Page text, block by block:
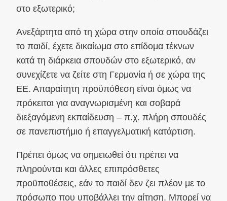
στο εξωτερικό;
Ανεξάρτητα από τη χώρα στην οποία σπουδάζει
το παιδί, έχετε δικαίωμα στο επίδομα τέκνων
κατά τη διάρκεια σπουδών στο εξωτερικό, αν
συνεχίζετε να ζείτε στη Γερμανία ή σε χώρα της
ΕΕ. Απαραίτητη προϋπόθεση είναι όμως να
πρόκειται για αναγνωρισμένη και σοβαρά
διεξαγόμενη εκπαίδευση – π.χ. πλήρη σπουδές
σε πανεπιστήμιο ή επαγγελματική κατάρτιση.
Πρέπει όμως να σημειωθεί ότι πρέπει να
πληρούνται και άλλες επιπρόσθετες
προϋποθέσεις, εάν το παιδί δεν ζει πλέον με το
πρόσωπο που υποβάλλει την αίτηση. Μπορεί να